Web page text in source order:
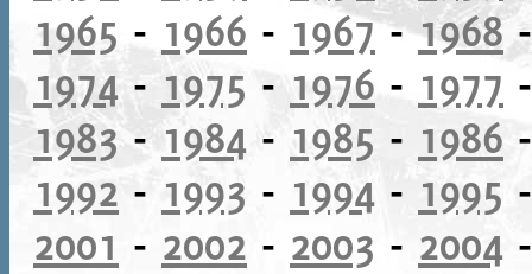
1965 - 1966 - 1967-1968
1974 - 1975 - 1976 - 1977
1983- 1984 - 1985 - 1986
1992 - 1993 - 1994 - 1995
2001 - 2002 - 2003 - 2004